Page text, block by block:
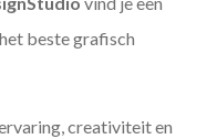
beste grafisch
creativiteit en